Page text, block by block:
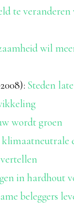
te
wil
Steden
wordt groen
klimaatneutrale
in hardhout
beleggers